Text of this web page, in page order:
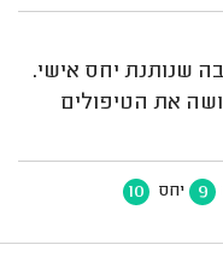
שנותנת יחס אישי.
את הטיפולים
9 יחס 10